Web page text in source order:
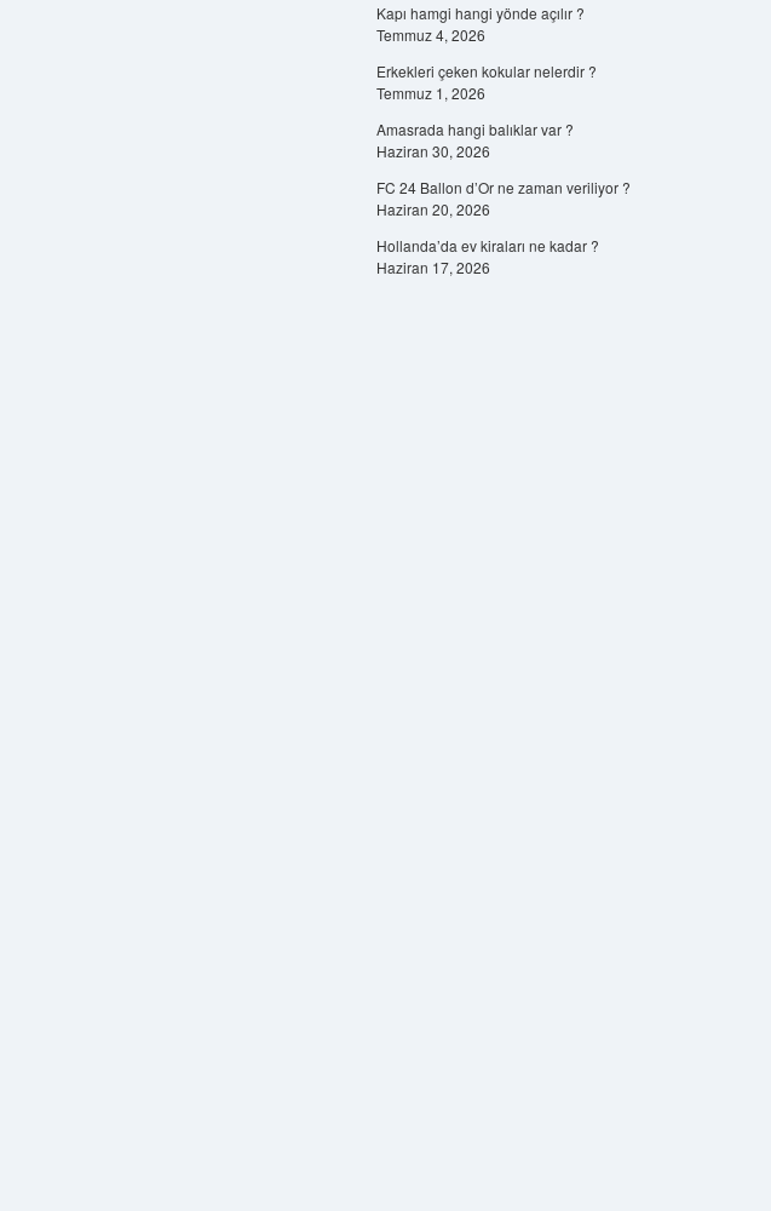
Kapı hamgi hangi yönde açılır ?
Temmuz 4, 2026
Erkekleri çeken kokular nelerdir ?
Temmuz 1, 2026
Amasrada hangi balıklar var ?
Haziran 30, 2026
FC 24 Ballon d’Or ne zaman veriliyor ?
Haziran 20, 2026
Hollanda’da ev kiraları ne kadar ?
Haziran 17, 2026